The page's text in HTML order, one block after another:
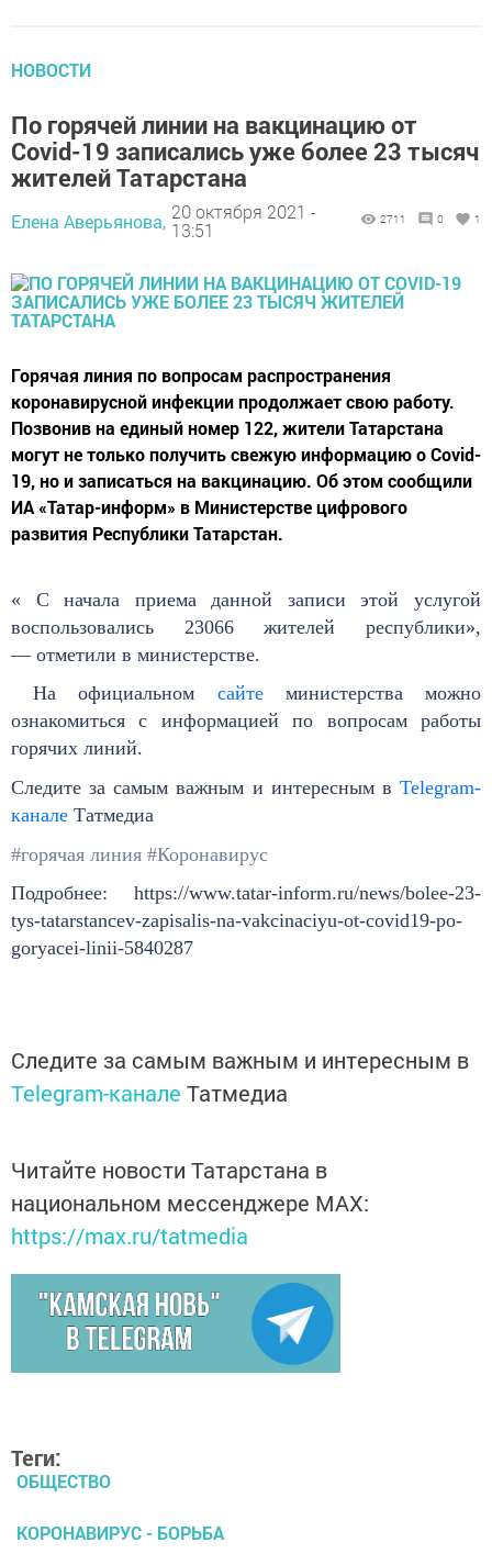
НОВОСТИ
По горячей линии на вакцинацию от
Covid-19 записались уже более 23 тысяч
жителей Татарстана
Елена Аверьянова, 20 октября 2021 -
13:51
2711 0 1
Горячая линия по вопросам распространения
коронавирусной инфекции продолжает свою работу.
Позвонив на единый номер 122, жители Татарстана
могут не только получить свежую информацию о Covid-
19, но и записаться на вакцинацию. Об этом сообщили
ИА «Татар-информ» в Министерстве цифрового
развития Республики Татарстан.
« С начала приема данной записи этой услугой
воспользовались 23066 жителей республики»,
— отметили в министерстве.
На официальном сайтеминистерства можно
ознакомиться с информацией по вопросам работы
горячих линий.
Следите за самым важным и интересным в Telegram-
канале Татмедиа
#горячая линия #Коронавирус
Подробнее: https://www.tatar-inform.ru/news/bolee-23-
tys-tatarstancev-zapisalis-na-vakcinaciyu-ot-covid19-po-
goryacei-linii-5840287
Следите за самым важным и интересным в
Telegram-канале Татмедиа
Читайте новости Татарстана в
национальном мессенджере MАХ:
https://max.ru/tatmedia
Теги:
ОБЩЕСТВО
КОРОНАВИРУС - БОРЬБА